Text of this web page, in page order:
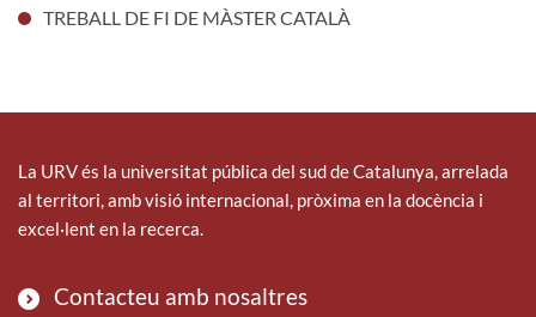
TREBALL DE FI DE MÀSTER CATALÀ
La URV és la universitat pública del sud de Catalunya, arrelada
al territori, amb visió internacional, pròxima en la docència i
excel·lent en la recerca.
Contacteu amb nosaltres